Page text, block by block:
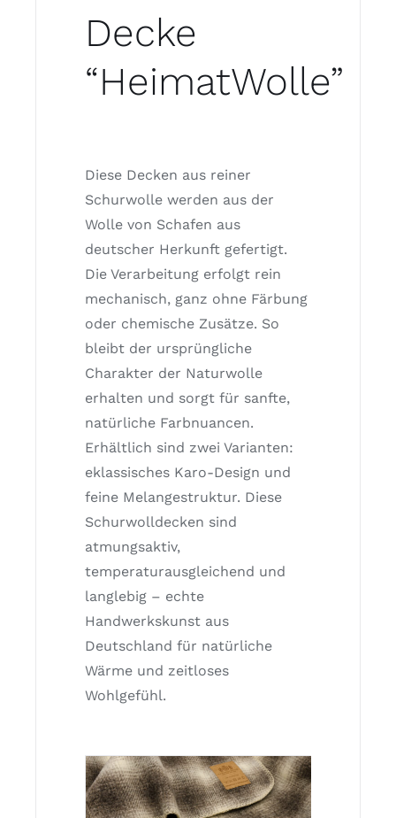
Decke
“HeimatWolle”
Diese Decken aus reiner
Schurwolle werden aus der
Wolle von Schafen aus
deutscher Herkunft gefertigt.
Die Verarbeitung erfolgt rein
mechanisch, ganz ohne Färbung
oder chemische Zusätze. So
bleibt der ursprüngliche
Charakter der Naturwolle
erhalten und sorgt für sanfte,
natürliche Farbnuancen.
Erhältlich sind zwei Varianten:
eklassisches Karo-Design und
feine Melangestruktur. Diese
Schurwolldecken sind
atmungsaktiv,
temperaturausgleichend und
langlebig – echte
Handwerkskunst aus
Deutschland für natürliche
Wärme und zeitloses
Wohlgefühl.